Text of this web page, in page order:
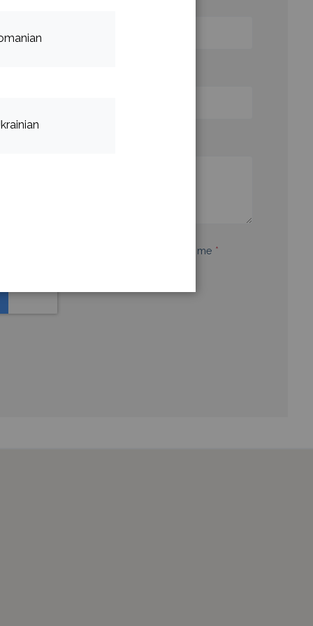
being stored and used to contact with me